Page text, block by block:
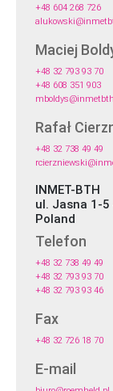
+48 604 268 726
Maciej
+48 32 793 93 70
+48 608 351 903
Rafał
+48 32 738 49 49
INMET-BTH
ul. Jasna 1-5
Poland
Telefon
+48 32 738 49 49
+48 32 793 93 70
+48 32 793 93 46
Fax
+48 32 726 18 70
E-mail